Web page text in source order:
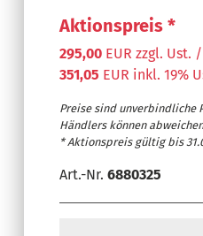
Aktionspreis *
295,00 EUR zzgl. Ust.
351,05 EUR inkl. 19%
Preise sind unverbindliche
Händlers können
* Aktionspreis gültig bis
Art.-Nr. 6880325